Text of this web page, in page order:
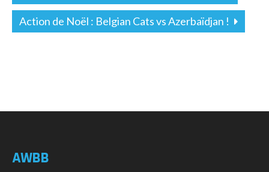
Action de Noël : Belgian Cats vs Azerbaïdjan !
AWBB